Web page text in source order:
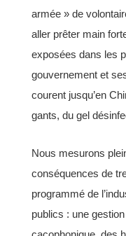
armée » de
aller prêter main
exposées dans les
gouvernement et
courent jusqu’en
gants, du gel
Nous mesurons
conséquences de
programmé de
publics : une